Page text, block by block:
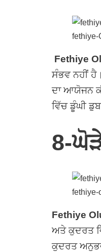
Fethiye
ਸੰਭਵ ਨਹੀਂ
ਦਾ ਆਯੋਜਨ
ਵਿੱਚ ਡੂੰਘੀ
8-
fethiye-
Fethiye
ਅਤੇ ਕੁਦਰਤ
ਕੁਦਰਤ